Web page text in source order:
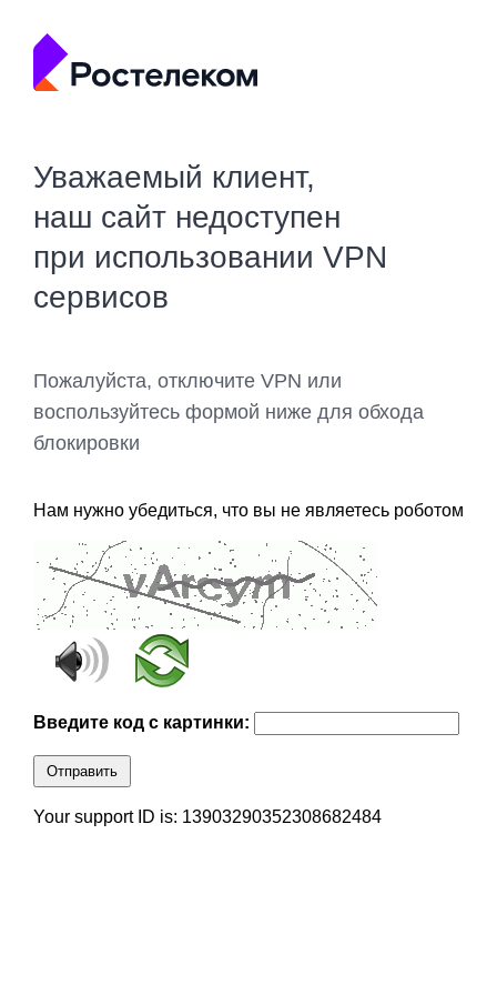
Уважаемый клиент,
наш сайт недоступен
при использовании VPN
сервисов
Пожалуйста, отключите VPN или
воспользуйтесь формой ниже для обхода
блокировки
Нам нужно убедиться, что вы не являетесь роботом
Введите код с картинки:
Отправить
Your support ID is: 13903290352308682484